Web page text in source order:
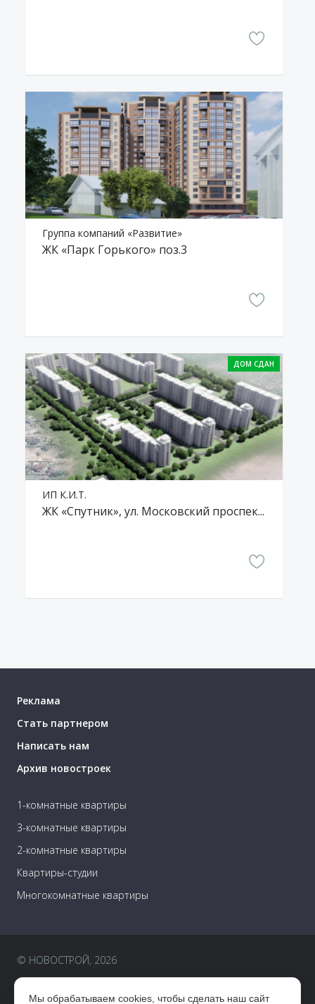
Группа компаний «Развитие»
ЖК «Парк Горького» поз.3
ИП К.И.Т.
ЖК «Спутник», ул. Московский проспект, д. 142Ш (позиция 2)
Реклама
Стать партнером
Написать нам
Архив новостроек
1-комнатные квартиры
3-комнатные квартиры
2-комнатные квартиры
Квартиры-студии
Многокомнатные квартиры
© НОВОСТРОЙ, 2026
Пользовательское соглашение
Мы обрабатываем cookies, чтобы сделать наш сайт